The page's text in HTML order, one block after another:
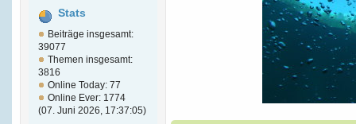
Stats
Beiträge insgesamt:
39077
Themen insgesamt:
3816
Online Today: 77
Online Ever: 1774
(07. Juni 2026, 17:37:05)